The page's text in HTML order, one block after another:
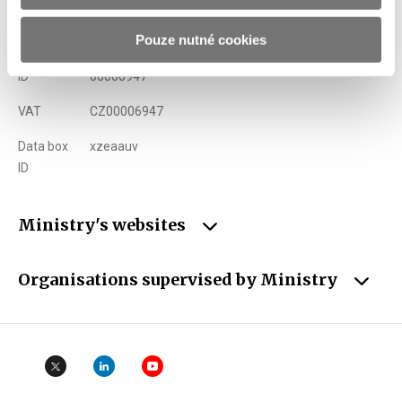
Pouze nutné cookies
Phone +420 257 041 111
podatelna@mf.gov.cz
ID 00006947
VAT CZ00006947
Data box
ID
xzeaauv
Ministry's websites
Organisations supervised by Ministry